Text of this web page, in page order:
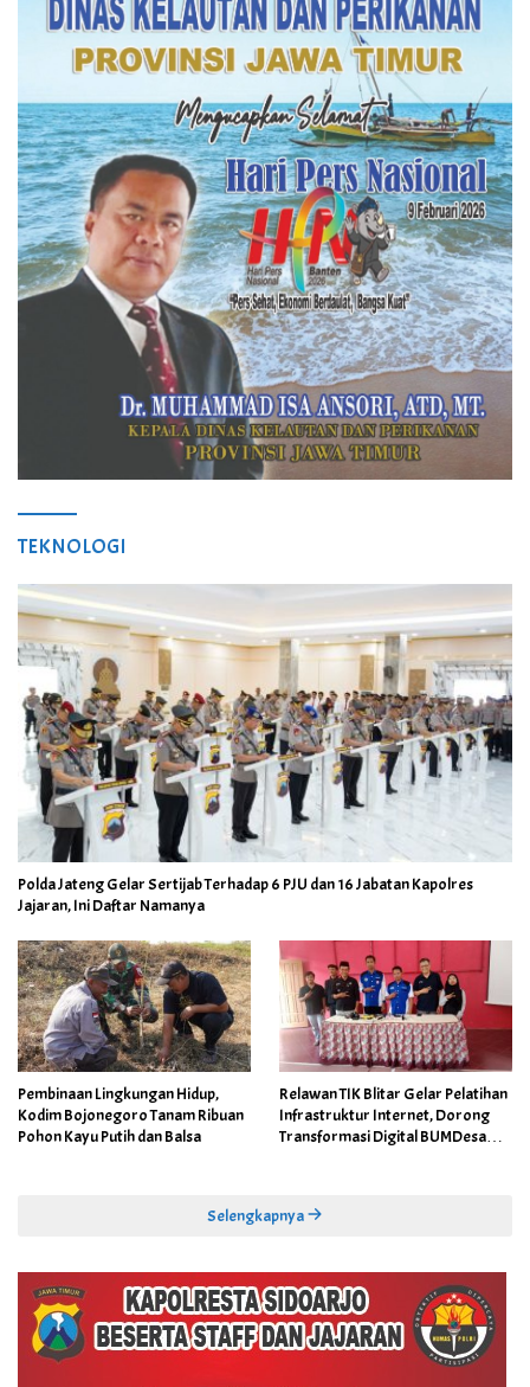
TEKNOLOGI
Polda Jateng Gelar Sertijab Terhadap 6 PJU dan 16 Jabatan Kapolres
Jajaran, Ini Daftar Namanya
Pembinaan Lingkungan Hidup,
Kodim Bojonegoro Tanam Ribuan
Pohon Kayu Putih dan Balsa
Relawan TIK Blitar Gelar Pelatihan
Infrastruktur Internet, Dorong
Transformasi Digital BUMDesa
Selengkapnya